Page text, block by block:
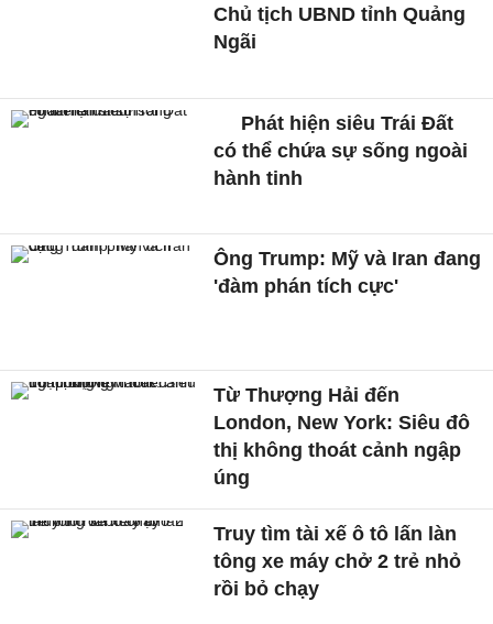
Chủ tịch UBND tỉnh Quảng
Ngãi
Phát hiện siêu Trái Đất
có thể chứa sự sống ngoài
hành tinh
Ông Trump: Mỹ và Iran đang
'đàm phán tích cực'
Từ Thượng Hải đến
London, New York: Siêu đô
thị không thoát cảnh ngập
úng
Truy tìm tài xế ô tô lấn làn
tông xe máy chở 2 trẻ nhỏ
rồi bỏ chạy